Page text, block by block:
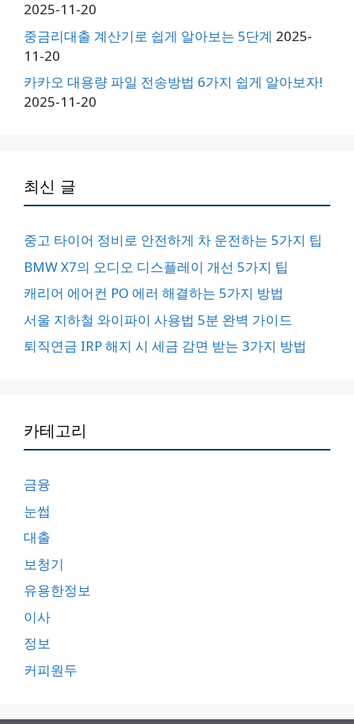
2025-11-20
중금리대출 계산기로 쉽게 알아보는 5단계 2025-
11-20
카카오 대용량 파일 전송방법 6가지 쉽게 알아보자!
2025-11-20
최신 글
중고 타이어 정비로 안전하게 차 운전하는 5가지 팁
BMW X7의 오디오 디스플레이 개선 5가지 팁
캐리어 에어컨 PO 에러 해결하는 5가지 방법
서울 지하철 와이파이 사용법 5분 완벽 가이드
퇴직연금 IRP 해지 시 세금 감면 받는 3가지 방법
카테고리
금융
눈썹
대출
보청기
유용한정보
이사
정보
커피원두